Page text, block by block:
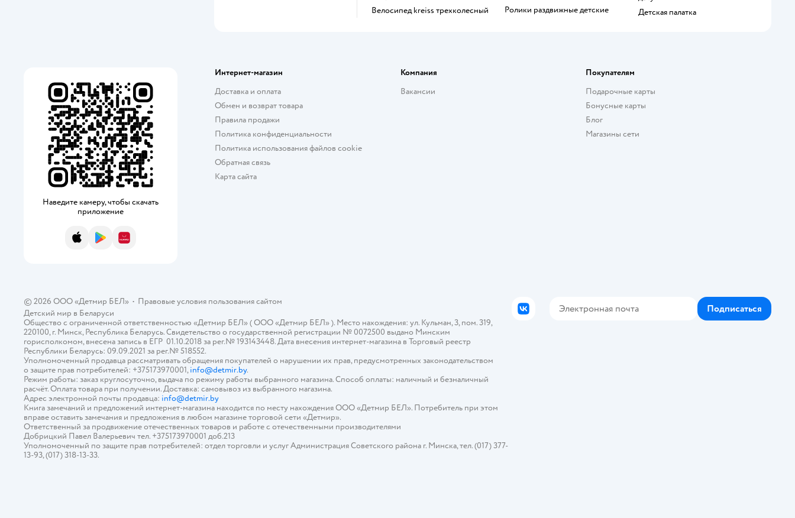
Велосипед kreiss трехколесный
Ролики раздвижные детские
Детская палатка
Наведите камеру, чтобы скачать
приложение
App StoreGoogle PlayAppGallery
Интернет-магазин
Доставка и оплата
Обмен и возврат товара
Правила продажи
Политика конфиденциальности
Политика использования файлов cookie
Обратная связь
Карта сайта
Компания
Вакансии
Покупателям
Подарочные карты
Бонусные карты
Блог
Магазины сети
© 2026 ООО «Детмир БЕЛ» • Правовые условия пользования сайтом
Детский мир в Беларуси
Общество с ограниченной ответственностью «Детмир БЕЛ» ( ООО «Детмир БЕЛ» ). Место нахождения: ул. Кульман, 3, пом. 319,
220100, г. Минск, Республика Беларусь. Свидетельство о государственной регистрации № 0072500 выдано Минским
горисполкомом, внесена запись в ЕГР 01.10.2018 за рег.№ 193143448. Дата внесения интернет-магазина в Торговый реестр
Республики Беларусь: 09.09.2021 за рег.№ 518552.
Уполномоченный продавца рассматривать обращения покупателей о нарушении их прав, предусмотренных законодательством
о защите прав потребителей: +375173970001,info@detmir.by.
Режим работы: заказ круглосуточно, выдача по режиму работы выбранного магазина. Способ оплаты: наличный и безналичный
расчёт. Оплата товара при получении. Доставка: самовывоз из выбранного магазина.
Адрес электронной почты продавца: info@detmir.by
Книга замечаний и предложений интернет-магазина находится по месту нахождения ООО «Детмир БЕЛ». Потребитель при этом
вправе оставить замечания и предложения в любом магазине торговой сети «Детмир».
Ответственный за продвижение отечественных товаров и работе с отечественными производителями
Добрицкий Павел Валерьевич тел. +375173970001 доб.213
Уполномоченный по защите прав потребителей: отдел торговли и услуг Администрация Советского района г. Минска, тел. (017) 377-
13-93, (017) 318-13-33.
ВКонтакте Подписаться